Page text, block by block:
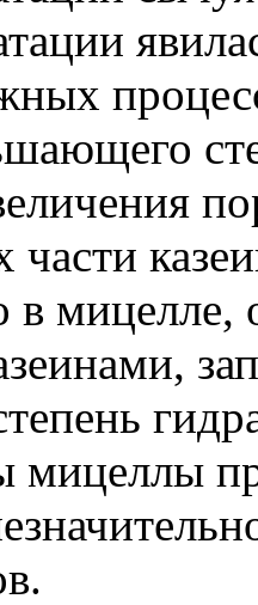
части
в
мицеллы